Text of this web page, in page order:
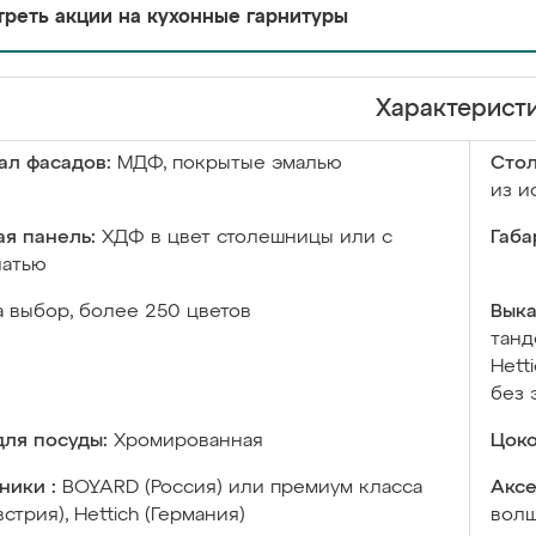
акции на кухонные гарнитуры
фасадов: МДФ, покрытые эмалью
из
панель: ХДФ в цвет столешницы или с
выбор, более 250 цветов
без
посуды: Хромированная
: BOYARD (Россия) или премиум класса
Hettich (Германия)